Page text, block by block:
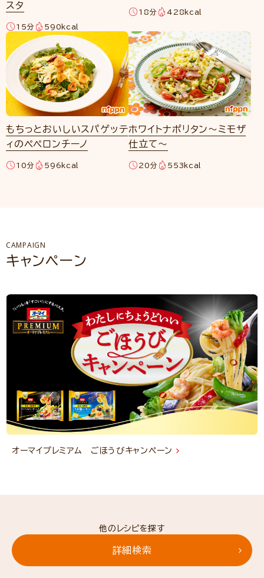
スタ
15分 590kcal
18分 428kcal
もちっとおいしいスパゲッテ
ィのペペロンチーノ
10分 596kcal
ホワイトナポリタン～ミモザ
仕立て～
20分 553kcal
CAMPAIGN
キャンペーン
オーマイプレミアム ごほうびキャンペーン
他のレシピを探す
詳細検索